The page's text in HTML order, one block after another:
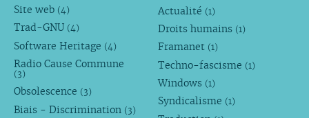
Site web (4)
Trad-GNU (4)
Software Heritage (4)
Radio Cause Commune
(3)
Obsolescence (3)
Biais - Discrimination (3)
Actualité (1)
Droits humains (1)
Framanet (1)
Techno-fascisme (1)
Windows (1)
Syndicalisme (1)